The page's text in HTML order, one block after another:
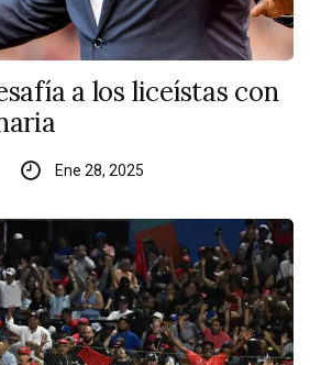
a los liceístas con
Ene 28, 2025